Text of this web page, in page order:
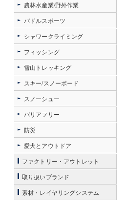
農林水産業/野外作業
パドルスポーツ
シャワークライミング
フィッシング
雪山トレッキング
スキー/スノーボード
スノーシュー
バリアフリー
防災
愛犬とアウトドア
ファクトリー・アウトレット
取り扱いブランド
素材・レイヤリングシステム